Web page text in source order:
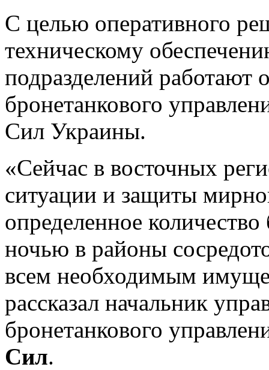
С целью оперативного
техническому
подразделений работают
бронетанкового
Сил Украины.
«Сейчас в восточных
ситуации и защиты
определенное
ночью в районы
всем необходимым
рассказал начальник
бронетанкового
Сил.